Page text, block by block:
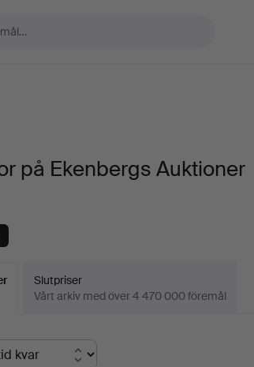
på Ekenbergs Auktioner
Slutpriser
Vårt arkiv med över 4 470 000 föremål